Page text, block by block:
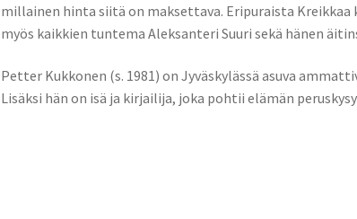
millainen hinta siitä on maksettava. Eripuraista
myös kaikkien tuntema Aleksanteri Suuri sekä hänen
Petter Kukkonen (s. 1981) on Jyväskylässä asuva
Lisäksi hän on isä ja kirjailija, joka pohtii elämän